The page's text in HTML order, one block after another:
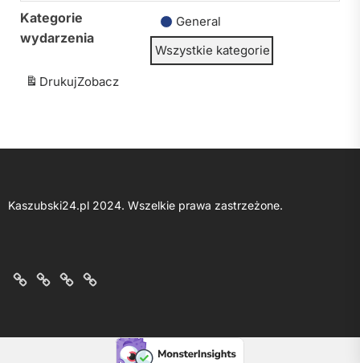
Kategorie
wydarzenia
General
Wszystkie kategorie
DrukujZobacz
Kaszubski24.pl 2024. Wszelkie prawa zastrzeżone.
O
KontaktPolitykaRegulamin